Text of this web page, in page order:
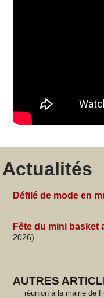
Actualités
Défilé de mode en
Fête du mini basket
2026)
AUTRES
réunion à la mairie de